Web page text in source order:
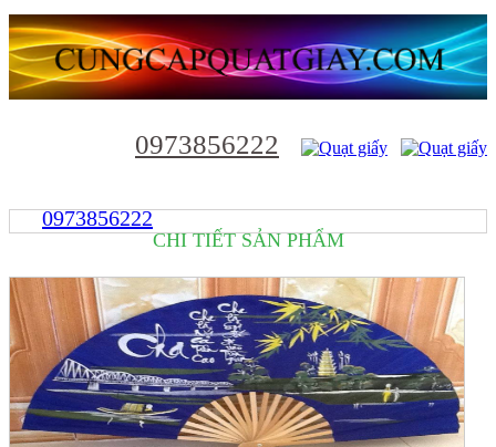
0973856222
0973856222
CHI TIẾT SẢN PHẨM